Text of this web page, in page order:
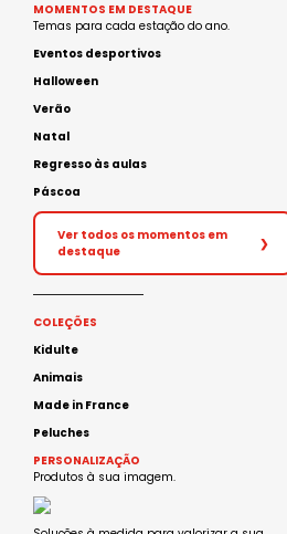
MOMENTOS EM DESTAQUE
Temas para cada estação do ano.
Eventos desportivos
Halloween
Verão
Natal
Regresso às aulas
Páscoa
Ver todos os momentos em
destaque
❯
COLEÇÕES
Kidulte
Animais
Made in France
Peluches
PERSONALIZAÇÃO
Produtos à sua imagem.